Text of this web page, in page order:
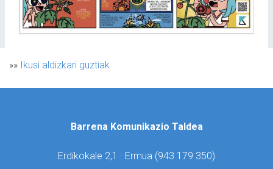
»» Ikusi aldizkari guztiak
Barrena Komunikazio Taldea
Erdikokale 2,1 · Ermua (943 179 350)